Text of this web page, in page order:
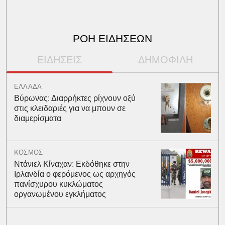
ΡΟΗ ΕΙΔΗΣΕΩΝ
ΕΙΔΗΣΕΙΣ ΔΗΜΟΦΙΛΗ
ΕΛΛΑΔΑ
Βύρωνας: Διαρρήκτες ρίχνουν οξύ
στις κλειδαριές για να μπουν σε
διαμερίσματα
ΚΟΣΜΟΣ
Ντάνιελ Κίναχαν: Εκδόθηκε στην
Ιρλανδία ο φερόμενος ως αρχηγός
πανίσχυρου κυκλώματος
οργανωμένου εγκλήματος